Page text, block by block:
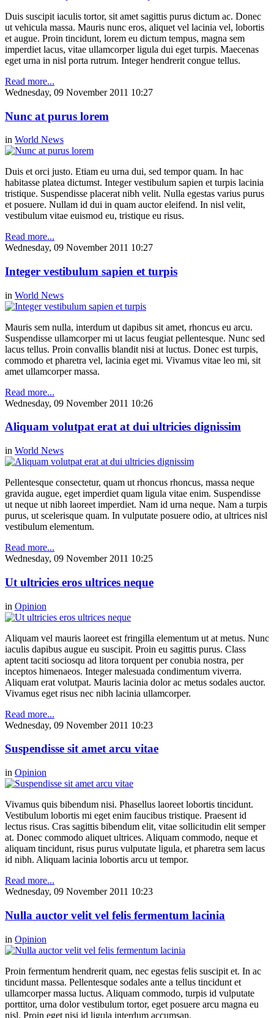
Duis suscipit iaculis tortor, sit amet sagittis purus dictum ac. Donec
ut vehicula massa. Mauris nunc eros, aliquet vel lacinia vel, lobortis
et augue. Proin tincidunt, lorem eu dictum tempus, magna sem
imperdiet lacus, vitae ullamcorper ligula dui eget turpis. Maecenas
eget urna in nisl porta rutrum. Integer hendrerit congue tellus.
Read more...
Wednesday, 09 November 2011 10:27
Nunc at purus lorem
in World News
Duis et orci justo. Etiam eu urna dui, sed tempor quam. In hac
habitasse platea dictumst. Integer vestibulum sapien et turpis lacinia
tristique. Suspendisse placerat nibh velit. Nulla egestas varius purus
et posuere. Nullam id dui in quam auctor eleifend. In nisl velit,
vestibulum vitae euismod eu, tristique eu risus.
Read more...
Wednesday, 09 November 2011 10:27
Integer vestibulum sapien et turpis
in World News
Mauris sem nulla, interdum ut dapibus sit amet, rhoncus eu arcu.
Suspendisse ullamcorper mi ut lacus feugiat pellentesque. Nunc sed
lacus tellus. Proin convallis blandit nisi at luctus. Donec est turpis,
commodo et pharetra vel, lacinia eget mi. Vivamus vitae leo mi, sit
amet ullamcorper massa.
Read more...
Wednesday, 09 November 2011 10:26
Aliquam volutpat erat at dui ultricies dignissim
in World News
Pellentesque consectetur, quam ut rhoncus rhoncus, massa neque
gravida augue, eget imperdiet quam ligula vitae enim. Suspendisse
ut neque ut nibh laoreet imperdiet. Nam id urna neque. Nam a turpis
purus, ut scelerisque quam. In vulputate posuere odio, at ultrices nisl
vestibulum elementum.
Read more...
Wednesday, 09 November 2011 10:25
Ut ultricies eros ultrices neque
in Opinion
Aliquam vel mauris laoreet est fringilla elementum ut at metus. Nunc
iaculis dapibus augue eu suscipit. Proin eu sagittis purus. Class
aptent taciti sociosqu ad litora torquent per conubia nostra, per
inceptos himenaeos. Integer malesuada condimentum viverra.
Aliquam erat volutpat. Mauris lacinia dolor ac metus sodales auctor.
Vivamus eget risus nec nibh lacinia ullamcorper.
Read more...
Wednesday, 09 November 2011 10:23
Suspendisse sit amet arcu vitae
in Opinion
Vivamus quis bibendum nisi. Phasellus laoreet lobortis tincidunt.
Vestibulum lobortis mi eget enim faucibus tristique. Praesent id
lectus risus. Cras sagittis bibendum elit, vitae sollicitudin elit semper
at. Donec commodo aliquet ultrices. Aliquam commodo, neque et
aliquam tincidunt, risus purus vulputate ligula, et pharetra sem lacus
id nibh. Aliquam lacinia lobortis arcu ut tempor.
Read more...
Wednesday, 09 November 2011 10:23
Nulla auctor velit vel felis fermentum lacinia
in Opinion
Proin fermentum hendrerit quam, nec egestas felis suscipit et. In ac
tincidunt massa. Pellentesque sodales ante a tellus tincidunt et
ullamcorper massa luctus. Aliquam commodo, turpis id vulputate
porttitor, urna dolor vestibulum tortor, eget posuere arcu magna eu
nisl. Proin eget nisi id ligula interdum accumsan.